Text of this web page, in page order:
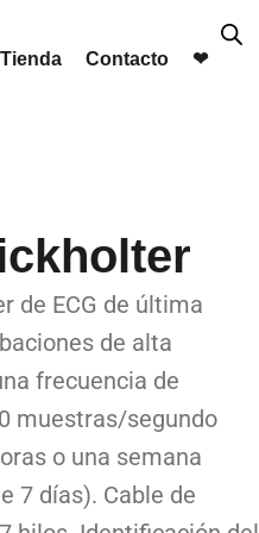
Tienda Contacto ❤︎
de ECG de última
de alta
frecuencia de
muestras/segundo
o una semana
7 días). Cable de